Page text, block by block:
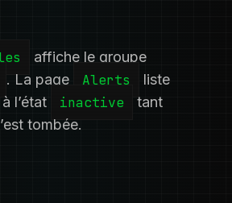
affiche le groupe
. La page Alerts liste
à l’état inactive
tant
tombée.